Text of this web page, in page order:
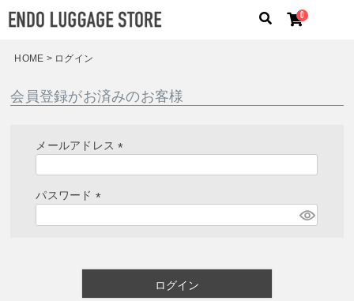
人気のキーワード： 誕生日プレゼント
ー/機内持込
ブランドから探す
0
HOME ログイン
会員登録がお済みのお客様
メールアドレス
パスワード
ログイン